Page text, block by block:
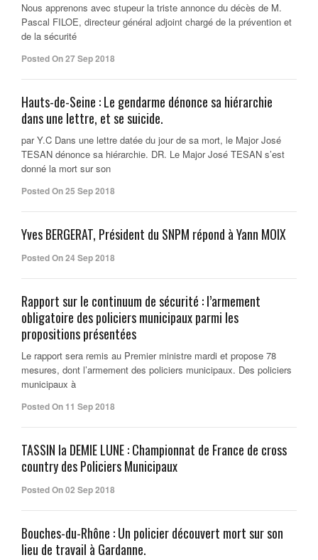
Nous apprenons avec stupeur la triste annonce du décès de M.
Pascal FILOE, directeur général adjoint chargé de la prévention et
de la sécurité
Posted On 27 Sep 2018
Hauts-de-Seine : Le gendarme dénonce sa hiérarchie
dans une lettre, et se suicide.
par Y.C Dans une lettre datée du jour de sa mort, le Major José
TESAN dénonce sa hiérarchie. DR. Le Major José TESAN s’est
donné la mort sur son
Posted On 25 Sep 2018
Yves BERGERAT, Président du SNPM répond à Yann MOIX
Posted On 24 Sep 2018
Rapport sur le continuum de sécurité : l’armement
obligatoire des policiers municipaux parmi les
propositions présentées
Le rapport sera remis au Premier ministre mardi et propose 78
mesures, dont l’armement des policiers municipaux. Des policiers
municipaux à
Posted On 11 Sep 2018
TASSIN la DEMIE LUNE : Championnat de France de cross
country des Policiers Municipaux
Posted On 02 Sep 2018
Bouches-du-Rhône : Un policier découvert mort sur son
lieu de travail à Gardanne.